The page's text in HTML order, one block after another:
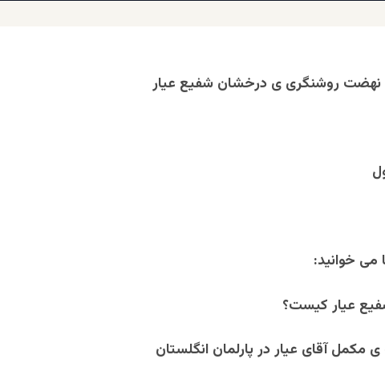
نهضت روشنگری ی درخشان شفیع عیار
می خوانید:
عیار کیست؟
ی مکمل آقای عیار در پارلمان انگلستان